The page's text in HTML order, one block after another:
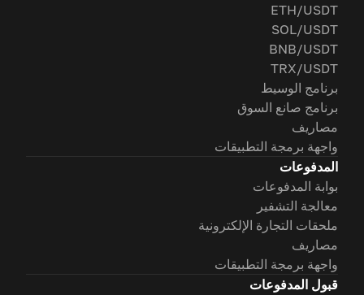
ETH/USDT
SOL/USDT
BNB/USDT
TRX/USDT
برنامج الوسيط
برنامج صانع السوق
مصاريف
واجهة برمجة التطبيقات
المدفوعات
بوابة المدفوعات
معالجة التشفير
ملحقات التجارة الإلكترونية
مصاريف
واجهة برمجة التطبيقات
قبول المدفوعات